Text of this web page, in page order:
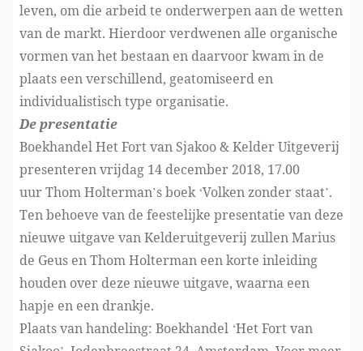
leven, om die arbeid te onderwerpen aan de wetten
van de markt. Hierdoor verdwenen alle organische
vormen van het bestaan en daarvoor kwam in de
plaats een verschillend, geatomiseerd en
individualistisch type organisatie.
De presentatie
Boekhandel Het Fort van Sjakoo & Kelder Uitgeverij
presenteren vrijdag 14 december 2018, 17.00
uur Thom Holterman’s boek ‘Volken zonder staat’.
Ten behoeve van de feestelijke presentatie van deze
nieuwe uitgave van Kelderuitgeverij zullen Marius
de Geus en Thom Holterman een korte inleiding
houden over deze nieuwe uitgave, waarna een
hapje en een drankje.
Plaats van handeling: Boekhandel ‘Het Fort van